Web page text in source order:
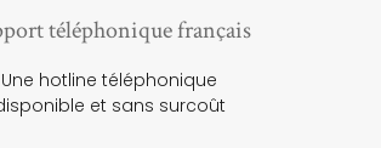
téléphonique français
Une hotline téléphonique
et sans surcoût